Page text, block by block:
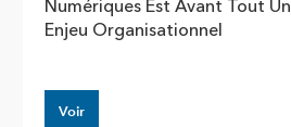
Numériques Est Avant Tout Un
Enjeu Organisationnel
Voir